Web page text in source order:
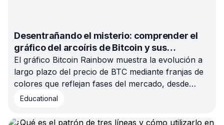
Desentrañando el misterio: comprender el
gráfico del arcoíris de Bitcoin y sus
implicaciones en el comercio de
criptomonedas
El gráfico Bitcoin Rainbow muestra la evolución a
largo plazo del precio de BTC mediante franjas de
colores que reflejan fases del mercado, desde
infravalorado hasta sobrevalorado. Aprende cómo
oportunidades.
Educational